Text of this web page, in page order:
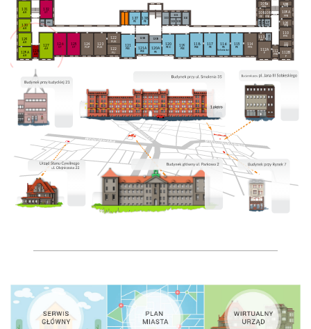
wc
wc
100
101
102 103
104
105 106 107
WC
113A
121B 120B
108
FFB
108
FF
108a
FFK
109
FFB
109A
FFB
109B
FFB
110
FFK
111
FFB
112
FFB
112A
F 112B
F
113
FF
114
FFK
115
PE
116
PE
Sekretariat
117
PE
118
PEE
119
PEE
120
PEO
120A
PE
121
PEE 121A
PEE
122
FU
122
FUK
123
FUK
124
FUP
125
ST
126
ST
127
AR
129
AR
129A
AR
130
AR
131
AR
132
ST
137
PE
138
PE
128
AR